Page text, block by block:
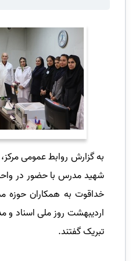
به گزارش روابط عمومی
شهید مدرس با حضور در
اردیبهشت روز ملی اسناد و
تبریک گفتند.